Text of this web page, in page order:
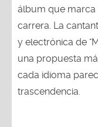
álbum que marca
carrera. La
y electrónica de
una propuesta
cada idioma
trascendencia.